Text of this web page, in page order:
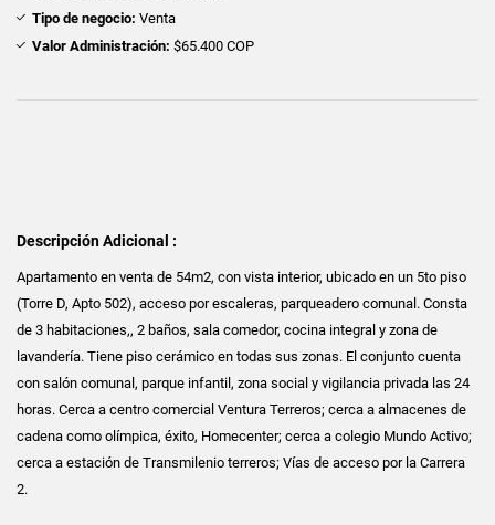
Tipo de negocio: Venta
Valor Administración: $65.400 COP
Descripción Adicional :
Apartamento en venta de 54m2, con vista interior, ubicado en un 5to piso
(Torre D, Apto 502), acceso por escaleras, parqueadero comunal. Consta
de 3 habitaciones,, 2 baños, sala comedor, cocina integral y zona de
lavandería. Tiene piso cerámico en todas sus zonas. El conjunto cuenta
con salón comunal, parque infantil, zona social y vigilancia privada las 24
horas. Cerca a centro comercial Ventura Terreros; cerca a almacenes de
cadena como olímpica, éxito, Homecenter; cerca a colegio Mundo Activo;
cerca a estación de Transmilenio terreros; Vías de acceso por la Carrera
2.